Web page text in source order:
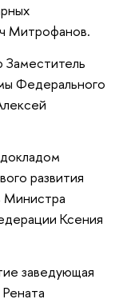
Митрофанов.
Федерального
развития
Министра
Ксения
заведующая